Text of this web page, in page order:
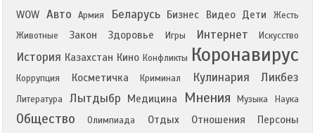
WOW Авто Армия Беларусь Бизнес Видео Дети
Жесть
Животные
Закон Здоровье Игры Интернет Искусство
История Казахстан Кино Конфликты Коронавирус
Коррупция Косметичка Криминал Кулинария Ликбез
Литература Лытдыбр Медицина Мнения Музыка Наука
Общество Олимпиада Отдых Отношения Персоны